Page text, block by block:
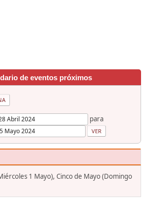
de eventos próximos
para
1 Mayo), Cinco de Mayo (Domingo